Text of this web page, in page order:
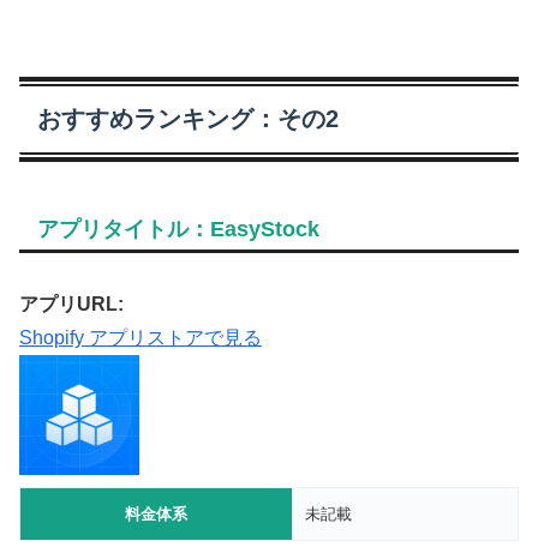
おすすめランキング：その2
アプリタイトル：EasyStock
アプリURL:
Shopify アプリストアで見る
料金体系 未記載